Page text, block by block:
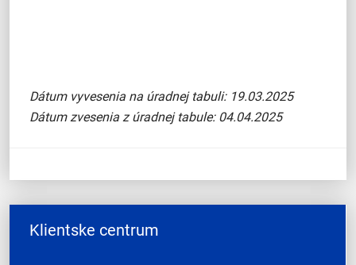
Dátum vyvesenia na úradnej tabuli: 19.03.2025
Dátum zvesenia z úradnej tabule: 04.04.2025
Klientske centrum